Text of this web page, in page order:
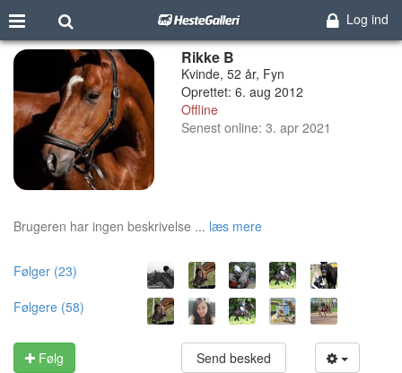
Log ind
Rikke B
Kvinde, 52 år, Fyn
Oprettet: 6. aug 2012
Offline
Senest online: 3. apr 2021
Brugeren har ingen beskrivelse ... læs mere
Følger (23)
Følgere (58)
Følg Send besked